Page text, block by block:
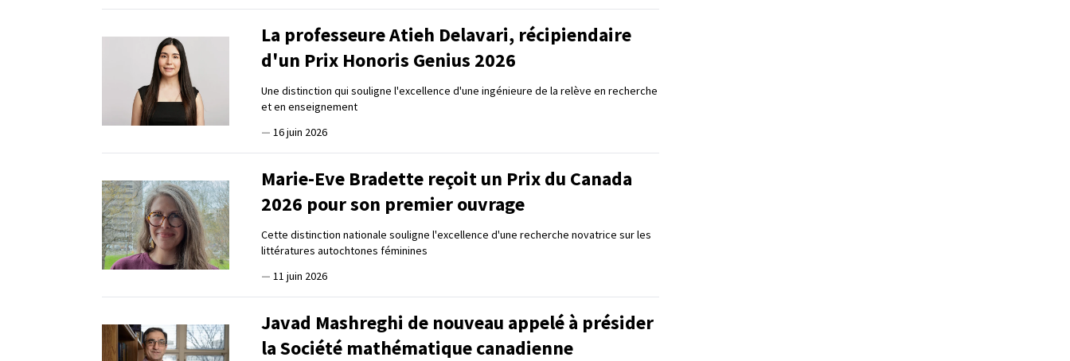
La professeure Atieh Delavari, récipiendaire
d'un Prix Honoris Genius 2026
Une distinction qui souligne l'excellence d'une ingénieure de la relève en recherche
et en enseignement
— 16 juin 2026
Marie-Eve Bradette reçoit un Prix du Canada
2026 pour son premier ouvrage
Cette distinction nationale souligne l'excellence d'une recherche novatrice sur les
littératures autochtones féminines
— 11 juin 2026
Javad Mashreghi de nouveau appelé à présider
la Société mathématique canadienne